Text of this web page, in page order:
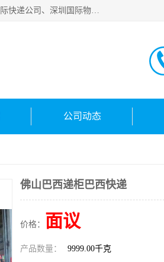
深圳市鑫飞速国际物流有限公司是一家从事深圳国际快递，业务涵盖范围：深圳DHL国际快递、深圳国际快递公司、深圳国际物流公司、深圳国际快递、深圳DHL国际快递电话可拨打全国服务热线：15019287411。欢迎各位亲来人来电到我司洽谈合作。
公司动态
佛山巴西递柜巴西快递
价格： 面议
产品数量： 9999.00千克